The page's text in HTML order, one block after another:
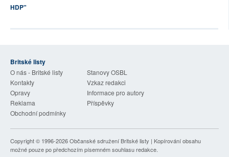
HDP"
Britské listy
O nás - Britské listy
Stanovy OSBL
Kontakty
Vzkaz redakci
Opravy
Informace pro autory
Reklama
Příspěvky
Obchodní podmínky
Copyright © 1996-2026Občanské sdružení Britské listy | Kopírování obsahu
možné pouze po předchozím písemném souhlasu redakce.